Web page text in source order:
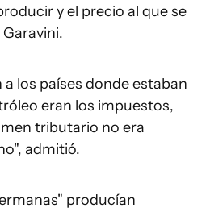
y el precio al que se
los países donde estaban
eran los impuestos,
tributario no era
admitió.
producían